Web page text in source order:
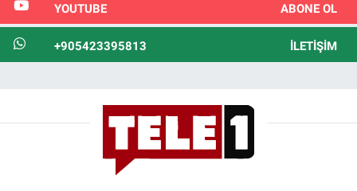
YOUTUBE ABONE OL
+905423395813 İLETIŞIM